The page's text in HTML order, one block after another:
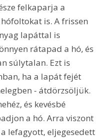
felkaparja a
is. A frissen
lapáttal is
rátapad a hó, és
súlytalan. Ezt is
ha a lapát fejét
- átdörzsöljük.
és kevésbé
a hó. Arra viszont
lefagyott, eljegesedett